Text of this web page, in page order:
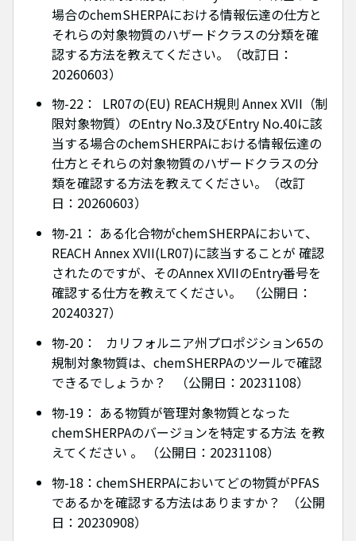
場合のchemSHERPAにおける情報伝達の仕方と
それらの対象物質のハザードクラスの分類を確
認する方法を教えてください。（改訂日：
20260603）
物-22： LR07の(EU) REACH規則 Annex XVII（制
限対象物質）のEntry No.3及びEntry No.40に該
当する場合のchemSHERPAにおける情報伝達の
仕方とそれらの対象物質のハザードクラスの分
類を確認する方法を教えてください。（改訂
日：20260603）
物-21： ある化合物がchemSHERPAにおいて、
REACH Annex XVII(LR07)に該当することが 確認
されたのですが、そのAnnex XVIIのEntry番号を
確認する仕方を教えてください。 （公開日：
20240327）
物-20： カリフォルニア州プロポジション65の
規制対象物質は、chemSHERPAのツールで確認
できるでしょうか？ （公開日：20231108）
物-19： ある物質が管理対象物質となった
chemSHERPAのバージョンを特定する方法 を教
えてください 。 （公開日：20231108）
物-18：chemSHERPAにおいてどの物質がPFAS
であるかを確認する方法はありますか？ （公開
日：20230908）